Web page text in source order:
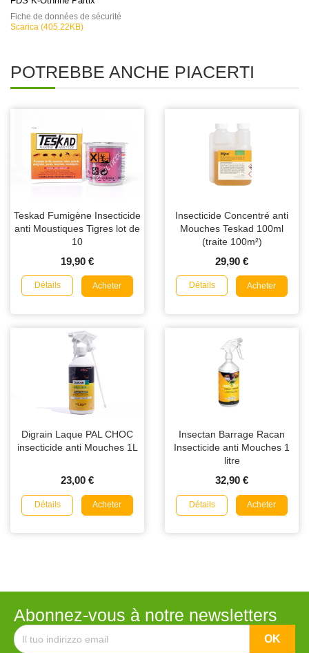
Fiche de données de sécurité
Scarica (405.22KB)
POTREBBE ANCHE PIACERTI
Teskad Fumigène Insecticide
anti Moustiques Tigres lot de
10
19,90 €
Détails Acheter
Insecticide Concentré anti
Mouches Teskad 100ml
(traite 100m²)
29,90 €
Détails Acheter
Digrain Laque PAL CHOC
insecticide anti Mouches 1L
23,00 €
Détails Acheter
Insectan Barrage Racan
Insecticide anti Mouches 1
litre
32,90 €
Détails Acheter
Abonnez-vous à notre newsletters